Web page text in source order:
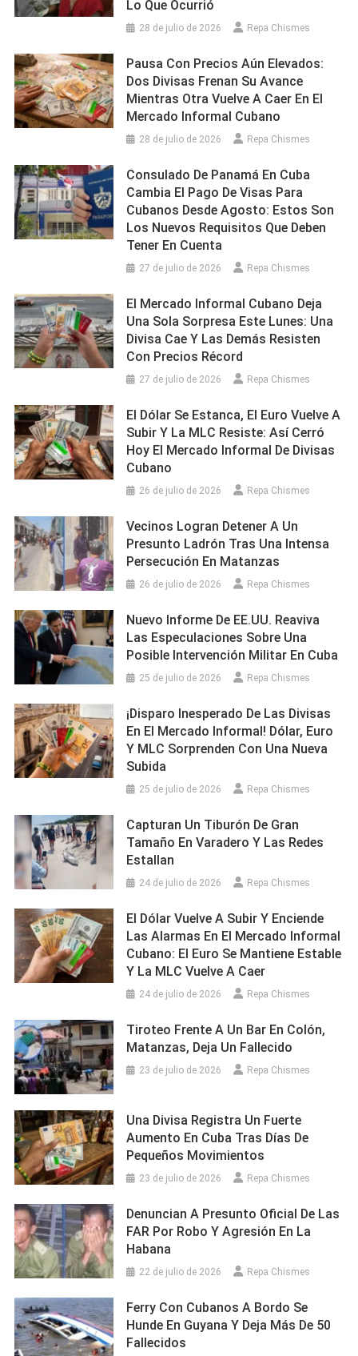
Lo Que Ocurrió
28 de julio de 2026 Repa Chismes
Pausa Con Precios Aún Elevados:
Dos Divisas Frenan Su Avance
Mientras Otra Vuelve A Caer En El
Mercado Informal Cubano
28 de julio de 2026 Repa Chismes
Consulado De Panamá En Cuba
Cambia El Pago De Visas Para
Cubanos Desde Agosto: Estos Son
Los Nuevos Requisitos Que Deben
Tener En Cuenta
27 de julio de 2026 Repa Chismes
El Mercado Informal Cubano Deja
Una Sola Sorpresa Este Lunes: Una
Divisa Cae Y Las Demás Resisten
Con Precios Récord
27 de julio de 2026 Repa Chismes
El Dólar Se Estanca, El Euro Vuelve A
Subir Y La MLC Resiste: Así Cerró
Hoy El Mercado Informal De Divisas
Cubano
26 de julio de 2026 Repa Chismes
Vecinos Logran Detener A Un
Presunto Ladrón Tras Una Intensa
Persecución En Matanzas
26 de julio de 2026 Repa Chismes
Nuevo Informe De EE.UU. Reaviva
Las Especulaciones Sobre Una
Posible Intervención Militar En Cuba
25 de julio de 2026 Repa Chismes
¡Disparo Inesperado De Las Divisas
En El Mercado Informal! Dólar, Euro
Y MLC Sorprenden Con Una Nueva
Subida
25 de julio de 2026 Repa Chismes
Capturan Un Tiburón De Gran
Tamaño En Varadero Y Las Redes
Estallan
24 de julio de 2026 Repa Chismes
El Dólar Vuelve A Subir Y Enciende
Las Alarmas En El Mercado Informal
Cubano: El Euro Se Mantiene Estable
Y La MLC Vuelve A Caer
24 de julio de 2026 Repa Chismes
Tiroteo Frente A Un Bar En Colón,
Matanzas, Deja Un Fallecido
23 de julio de 2026 Repa Chismes
Una Divisa Registra Un Fuerte
Aumento En Cuba Tras Días De
Pequeños Movimientos
23 de julio de 2026 Repa Chismes
Denuncian A Presunto Oficial De Las
FAR Por Robo Y Agresión En La
Habana
22 de julio de 2026 Repa Chismes
Ferry Con Cubanos A Bordo Se
Hunde En Guyana Y Deja Más De 50
Fallecidos